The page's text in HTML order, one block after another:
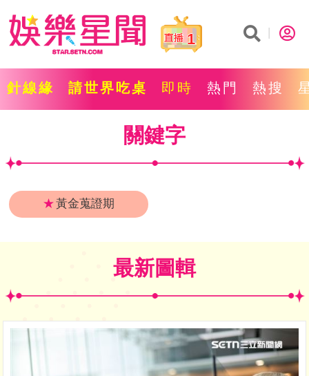
1
針線緣 請世界吃桌 即時 熱門 熱搜
關鍵字
★黃金蒐證期
最新圖輯